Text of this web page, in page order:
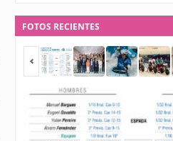
FOTOS RECIENTES